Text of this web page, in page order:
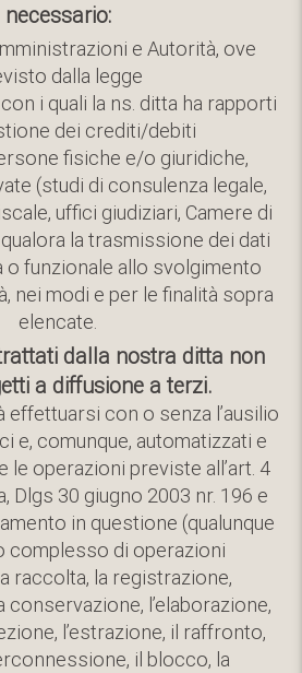
necessario:
e Autorità, ove
dalla legge
i quali la ns. ditta ha rapporti
dei crediti/debiti
fisiche e/o giuridiche,
(studi di consulenza legale,
uffici giudiziari, Camere di
la trasmissione dei dati
o funzionale allo svolgimento
nei modi e per le finalità sopra
elencate.
dalla nostra ditta non
a diffusione a terzi.
con o senza l’ausilio
e, comunque, automatizzati e
le operazioni previste all’art. 4
Dlgs 30 giugno 2003 nr. 196 e
in questione (qualunque
complesso di operazioni
raccolta, la registrazione,
conservazione, l’elaborazione,
l’estrazione, il raffronto,
il blocco, la